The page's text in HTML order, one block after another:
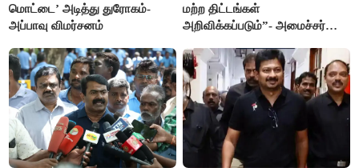
மொட்டை’ அடித்து துரோகம்-
அப்பாவு விமர்சனம்
மற்ற திட்டங்கள்
அறிவிக்கப்படும்”- அமைச்சர்